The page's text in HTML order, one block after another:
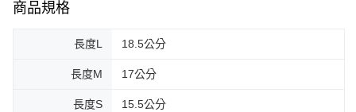
商品規格
長度L 18.5公分
長度M 17公分
長度S 15.5公分